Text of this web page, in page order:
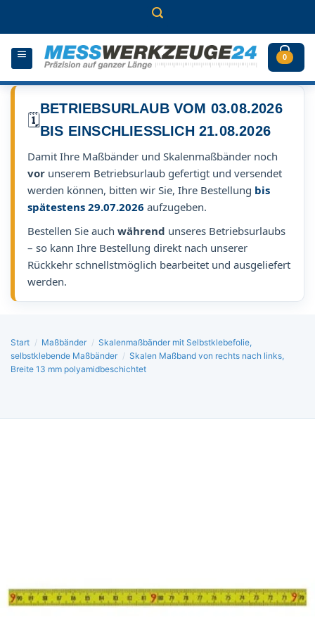
0
🗓️
BETRIEBSURLAUB VOM 03.08.2026
BIS EINSCHLIESSLICH 21.08.2026
Damit Ihre Maßbänder und Skalenmaßbänder noch
vor unserem Betriebsurlaub gefertigt und versendet
werden können, bitten wir Sie, Ihre Bestellung bis
spätestens 29.07.2026 aufzugeben.
Bestellen Sie auch während unseres Betriebsurlaubs
– so kann Ihre Bestellung direkt nach unserer
Rückkehr schnellstmöglich bearbeitet und ausgeliefert
werden.
Start / Maßbänder / Skalenmaßbänder mit Selbstklebefolie,
selbstklebende Maßbänder / Skalen Maßband von rechts nach links,
Breite 13 mm polyamidbeschichtet